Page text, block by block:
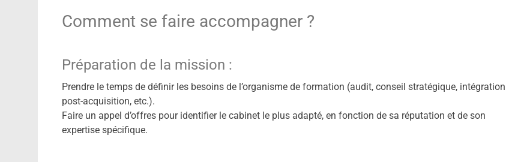
Comment se faire accompagner ?
Préparation de la mission :
Prendre le temps de définir les besoins de l’organisme de formation (audit, conseil stratégique, intégration
post-acquisition, etc.).
Faire un appel d’offres pour identifier le cabinet le plus adapté, en fonction de sa réputation et de son
expertise spécifique.